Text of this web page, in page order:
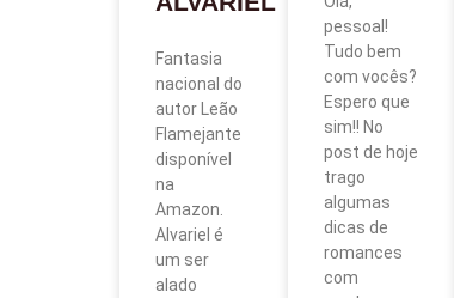
Fantasia
nacional do
autor Leão
Flamejante
disponível
na
Amazon.
Alvariel é
um ser
alado
pessoal!
Tudo bem
com vocês?
Espero que
sim!! No
post de hoje
trago
algumas
dicas de
romances
com